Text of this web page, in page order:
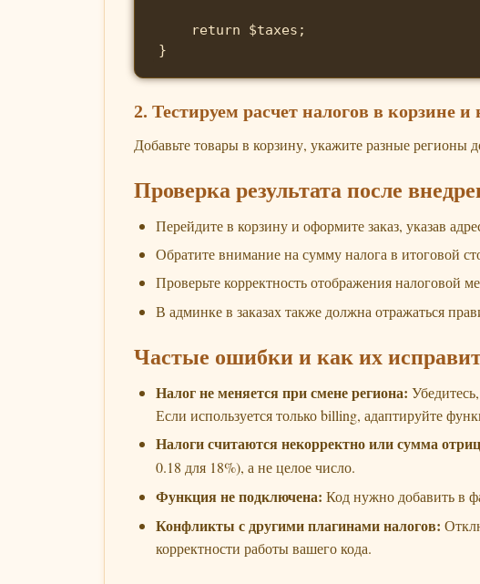
    return $taxes;
}
2. Тестируем расчет налогов в корзине
Добавьте товары в корзину, укажите разные регионы
Проверка результата после
Перейдите в корзину и оформите заказ, указав
Обратите внимание на сумму налога в итоговой
Проверьте корректность отображения налоговой
В админке в заказах также должна отражаться
Частые ошибки и как их
Налог не меняется при смене региона:
Если используется только billing, адаптируйте
Налоги считаются некорректно или сумма
0.18 для 18%), а не целое число.
Функция не подключена: Код нужно добавить в
Конфликты с другими плагинами налогов:
корректности работы вашего кода.